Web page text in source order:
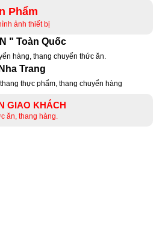
Phẩm
ảnh thiết bị
" Toàn Quốc
hàng, thang chuyển thức ăn.
Trang
thực phẩm, thang chuyển hàng
GIAO KHÁCH
ăn, thang hàng.